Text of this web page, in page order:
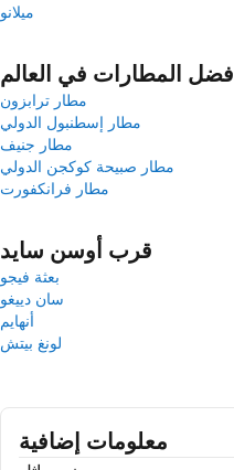
ميلانو
أفضل المطارات في العالم
مطار ترابزون
مطار إسطنبول الدولي
مطار جنيف
مطار صبيحة كوكجن الدولي
مطار فرانكفورت
قرب أوسن سايد
بعثة فيجو
سان دييغو
أنهايم
لونغ بيتش
معلومات إضافية